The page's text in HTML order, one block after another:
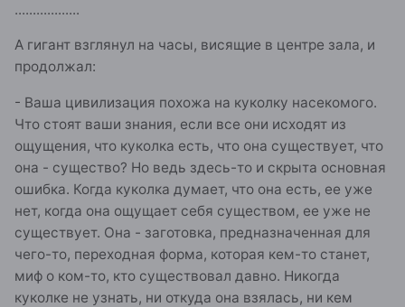
..................
А гигант взглянул на часы, висящие в центре зала, и
продолжал:
- Ваша цивилизация похожа на куколку насекомого.
Что стоят ваши знания, если все они исходят из
ощущения, что куколка есть, что она существует, что
она - существо? Но ведь здесь-то и скрыта основная
ошибка. Когда куколка думает, что она есть, ее уже
нет, когда она ощущает себя существом, ее уже не
существует. Она - заготовка, предназначенная для
чего-то, переходная форма, которая кем-то станет,
миф о ком-то, кто существовал давно. Никогда
куколке не узнать, ни откуда она взялась, ни кем